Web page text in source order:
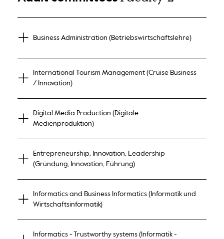
Business Administration (Betriebswirtschaftslehre)
International Tourism Management (Cruise Business
/ Innovation)
Digital Media Production (Digitale
Medienproduktion)
Entrepreneurship, Innovation, Leadership
(Gründung, Innovation, Führung)
Informatics and Business Informatics (Informatik und
Wirtschaftsinformatik)
Informatics - Trustworthy systems (Informatik -